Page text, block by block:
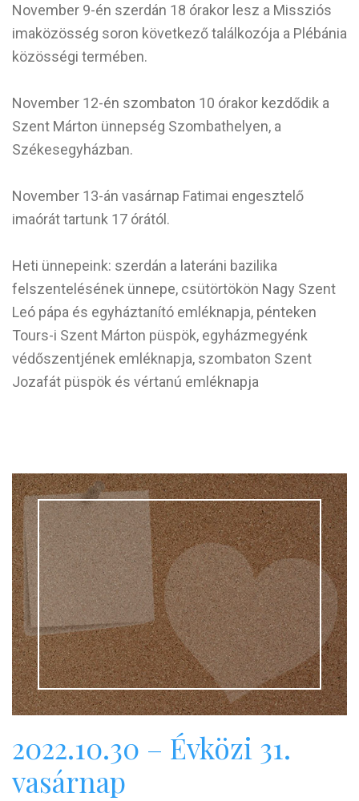
November 9-én szerdán 18 órakor lesz a Missziós
imaközösség soron következő találkozója a Plébánia
közösségi termében.
November 12-én szombaton 10 órakor kezdődik a
Szent Márton ünnepség Szombathelyen, a
Székesegyházban.
November 13-án vasárnap Fatimai engesztelő
imaórát tartunk 17 órától.
Heti ünnepeink: szerdán a lateráni bazilika
felszentelésének ünnepe, csütörtökön Nagy Szent
Leó pápa és egyháztanító emléknapja, pénteken
Tours-i Szent Márton püspök, egyházmegyénk
védőszentjének emléknapja, szombaton Szent
Jozafát püspök és vértanú emléknapja
2022.10.30 – Évközi 31.
vasárnap